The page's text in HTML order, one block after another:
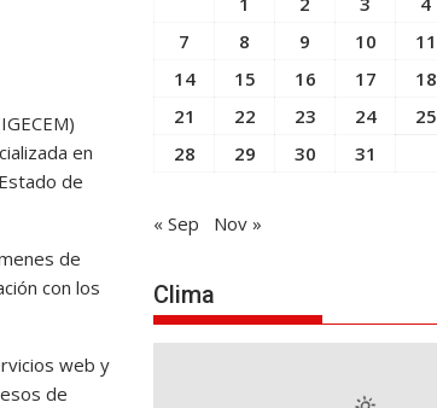
en
de
de
con los
web y
de
7
8 9 10 11
14
15 16 17 18
21
22 23 24 25
28
29 30 31
« Sep Nov »
Clima